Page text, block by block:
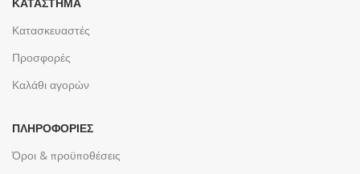
ΚΑΤΆΣΤΗΜΑ
Κατασκευαστές
Προσφορές
Καλάθι αγορών
ΠΛΗΡΟΦΟΡΊΕΣ
Όροι & προϋποθέσεις